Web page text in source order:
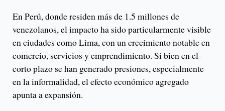
En Perú, donde residen más de 1.5 millones de
venezolanos, el impacto ha sido particularmente visible
en ciudades como Lima, con un crecimiento notable en
comercio, servicios y emprendimiento. Si bien en el
corto plazo se han generado presiones, especialmente
en la informalidad, el efecto económico agregado
apunta a expansión.